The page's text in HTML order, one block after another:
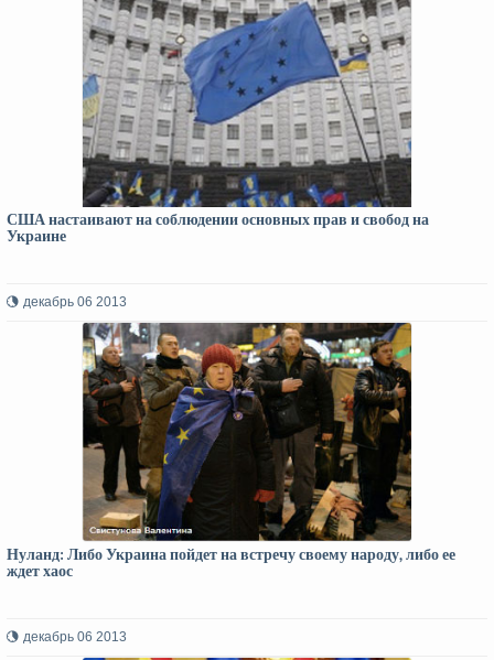
США настаивают на соблюдении основных прав и свобод на
Украине
декабрь 06 2013
Нуланд: Либо Украина пойдет на встречу своему народу, либо ее
ждет хаос
декабрь 06 2013